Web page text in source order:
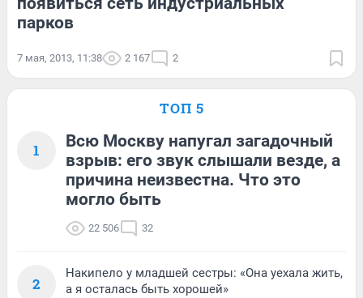
парков
7 мая, 2013, 11:38 2 167 2
ТОП 5
1
Всю Москву напугал загадочный
взрыв: его звук слышали везде, а
причина неизвестна. Что это
могло быть
22 506 32
2
Накипело у младшей сестры: «Она уехала жить,
а я осталась быть хорошей»